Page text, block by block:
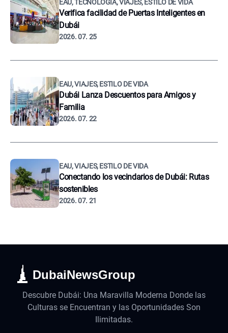
EAU, TECNOLOGÍA, VIAJES, ESTILO DE VIDA
Verifica facilidad de Puertas Inteligentes en
Dubái
2026. 07. 25
EAU, VIAJES, ESTILO DE VIDA
Dubái Lanza Descuentos para Amigos y
Familia
2026. 07. 22
EAU, VIAJES, ESTILO DE VIDA
Conectando los vecindarios de Dubái: Rutas
sostenibles
2026. 07. 21
DubaiNewsGroup
Descubre Dubái: Una Maravilla Moderna Donde las
Culturas se Encuentran y las Oportunidades Son
Ilimitadas.